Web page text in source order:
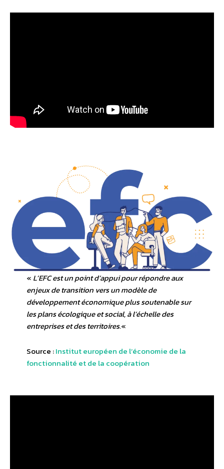
« L’EFC est un point d’appui pour répondre aux
enjeux de transition vers un modèle de
développement économique plus soutenable sur
les plans écologique et social, à l’échelle des
entreprises et des territoires.«
Source :Institut européen de l’économie de la
fonctionnalité et de la coopération